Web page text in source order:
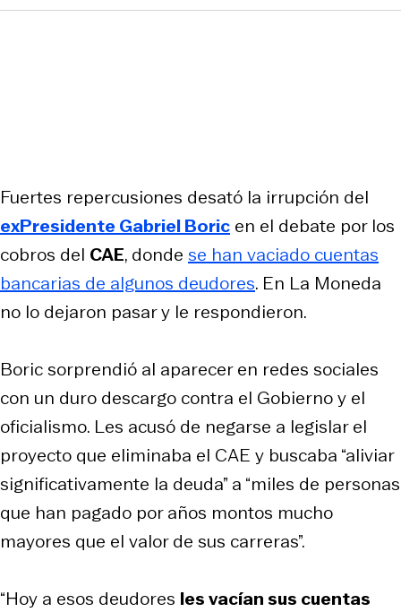
Fuertes repercusiones desató la irrupción del
exPresidente Gabriel Boric en el debate por los
cobros del CAE, donde se han vaciado cuentas
bancarias de algunos deudores. En La Moneda
no lo dejaron pasar y le respondieron.
Boric sorprendió al aparecer en redes sociales
con un duro descargo contra el Gobierno y el
oficialismo. Les acusó de negarse a legislar el
proyecto que eliminaba el CAE y buscaba “aliviar
significativamente la deuda” a “miles de personas
que han pagado por años montos mucho
mayores que el valor de sus carreras”.
“Hoy a esos deudores les vacían sus cuentas